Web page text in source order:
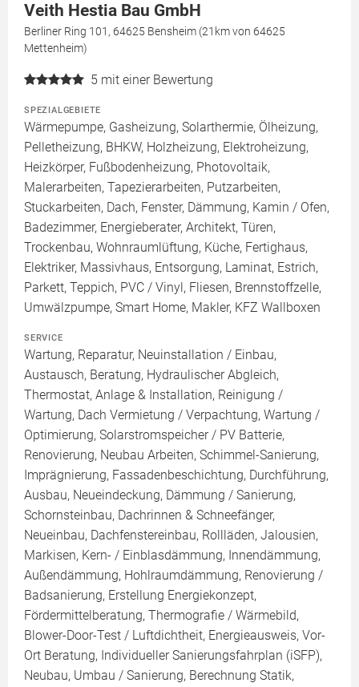
Veith Hestia Bau GmbH
Berliner Ring 101, 64625 Bensheim (21km von 64625
Mettenheim)
5 mit einer Bewertung
SPEZIALGEBIETE
Wärmepumpe, Gasheizung, Solarthermie, Ölheizung,
Pelletheizung, BHKW, Holzheizung, Elektroheizung,
Heizkörper, Fußbodenheizung, Photovoltaik,
Malerarbeiten, Tapezierarbeiten, Putzarbeiten,
Stuckarbeiten, Dach, Fenster, Dämmung, Kamin / Ofen,
Badezimmer, Energieberater, Architekt, Türen,
Trockenbau, Wohnraumlüftung, Küche, Fertighaus,
Elektriker, Massivhaus, Entsorgung, Laminat, Estrich,
Parkett, Teppich, PVC / Vinyl, Fliesen, Brennstoffzelle,
Umwälzpumpe, Smart Home, Makler, KFZ Wallboxen
SERVICE
Wartung, Reparatur, Neuinstallation / Einbau,
Austausch, Beratung, Hydraulischer Abgleich,
Thermostat, Anlage & Installation, Reinigung /
Wartung, Dach Vermietung / Verpachtung, Wartung /
Optimierung, Solarstromspeicher / PV Batterie,
Renovierung, Neubau Arbeiten, Schimmel-Sanierung,
Imprägnierung, Fassadenbeschichtung, Durchführung,
Ausbau, Neueindeckung, Dämmung / Sanierung,
Schornsteinbau, Dachrinnen & Schneefänger,
Neueinbau, Dachfenstereinbau, Rollläden, Jalousien,
Markisen, Kern- / Einblasdämmung, Innendämmung,
Außendämmung, Hohlraumdämmung, Renovierung /
Badsanierung, Erstellung Energiekonzept,
Fördermittelberatung, Thermografie / Wärmebild,
Blower-Door-Test / Luftdichtheit, Energieausweis, Vor-
Ort Beratung, Individueller Sanierungsfahrplan (iSFP),
Neubau, Umbau / Sanierung, Berechnung Statik,